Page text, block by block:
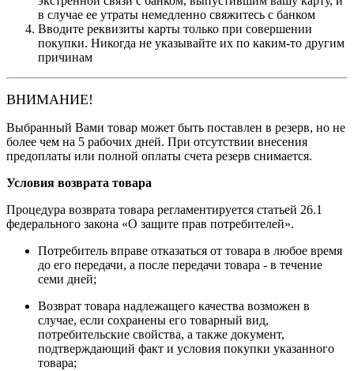
в случае ее утраты немедленно свяжитесь с банком
Вводите реквизиты карты только при совершении
покупки. Никогда не указывайте их по каким-то другим
причинам
ВНИМАНИЕ!
Выбранный Вами товар может быть поставлен в резерв, но не
более чем на 5 рабочих дней. При отсутствии внесения
предоплаты или полной оплаты счета резерв снимается.
Условия возврата товара
Процедура возврата товара регламентируется статьей 26.1
федерального закона «О защите прав потребителей».
Потребитель вправе отказаться от товара в любое время
до его передачи, а после передачи товара - в течение
семи дней;
Возврат товара надлежащего качества возможен в
случае, если сохранены его товарный вид,
потребительские свойства, а также документ,
подтверждающий факт и условия покупки указанного
товара;